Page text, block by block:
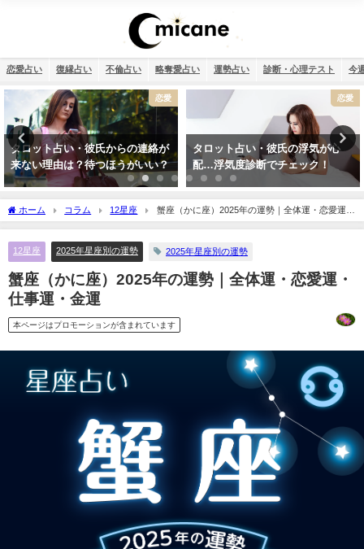
恋愛占い 復縁占い 不倫占い 略奪愛占い 運勢占い 診断・心理テスト 今
恋愛
タロット占い・彼氏の浮気が心
配…浮気度診断でチェック！
恋愛
タロット占い・恋人はいつでき
る？彼氏はいつできるのか診断し
ます！
ホーム コラム 12星座
蟹座（かに座）2025年の運勢｜全体運・恋愛運・
仕事運・金運
12星座 2025年星座別の運勢 2025年星座別の運勢
蟹座（かに座）2025年の運勢｜全体運・恋愛運・
仕事運・金運
本ページはプロモーションが含まれています